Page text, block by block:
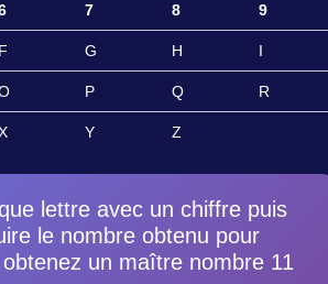
7 8 9
F G H I
P Q R
Y Z
lettre avec un chiffre puis
le nombre obtenu pour
un maître nombre 11